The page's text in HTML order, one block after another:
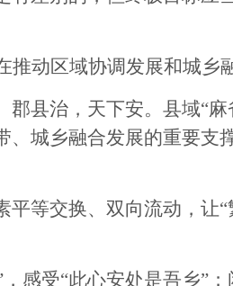
动区域协调发展和城乡
治，天下安。县域“麻
城乡融合发展的重要支
等交换、双向流动，让“
感受“此心安处是吾乡”；